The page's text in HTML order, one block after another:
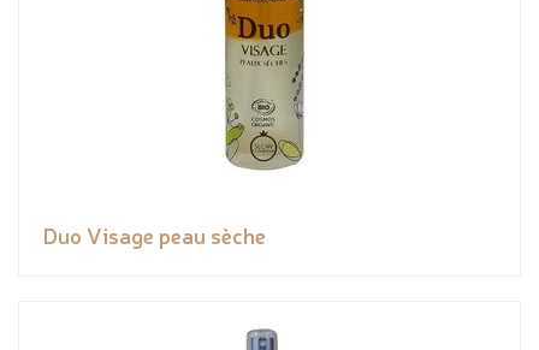
Duo Visage peau sèche